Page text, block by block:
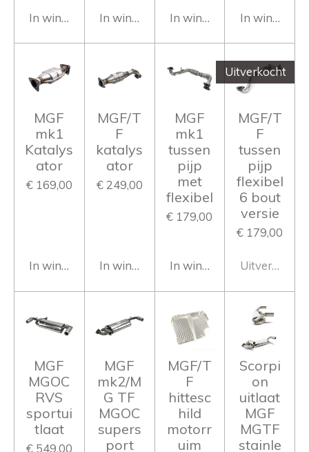
In winkelwagenIn winkelwagenIn winkelwagen
In
MGF
mk1
Katalys
ator
€ 169,00
In winkelwagen
MGF/T
F
katalys
ator
€ 249,00
In winkelwagen
MGF
mk1
tussen
pijp
met
flexibel
€ 179,00
In winkelwagen
Uitverkocht
MGF/T
F
tussen
pijp
flexibel
6 bout
versie
€ 179,00
Uitverkocht
MGF
MGOC
RVS
sportui
tlaat
€ 549,00
MGF
mk2/M
G TF
MGOC
supers
port
MGF/T
F
hittesc
hild
motorr
uim
Scorpi
on
uitlaat
MGF
MGTF
stainle